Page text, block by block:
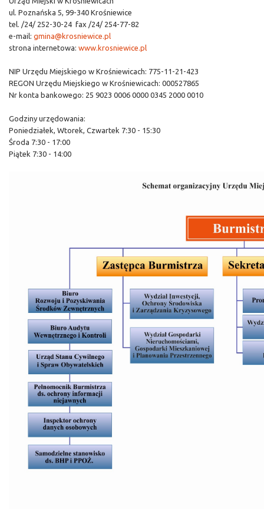
ul. Poznańska 5, 99-340 Krośniewice
tel. /24/ 252-30-24 fax /24/ 254-77-82
e-mail: gmina@krosniewice.pl
strona internetowa: www.krosniewice.pl
NIP Urzędu Miejskiego w Krośniewicach: 775-11-21-423
REGON Urzędu Miejskiego w Krośniewicach: 000527865
Nr konta bankowego: 25 9023 0006 0000 0345 2000 0010
Godziny urzędowania:
Poniedziałek, Wtorek, Czwartek 7:30 - 15:30
Środa 7:30 - 17:00
Piątek 7:30 - 14:00